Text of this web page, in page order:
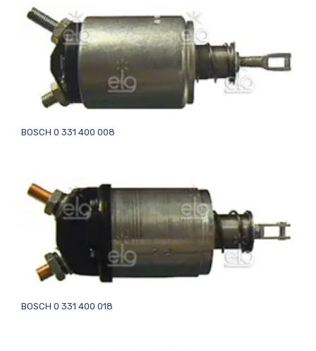
BOSCH 0 331 400 008
BOSCH 0 331 400 018